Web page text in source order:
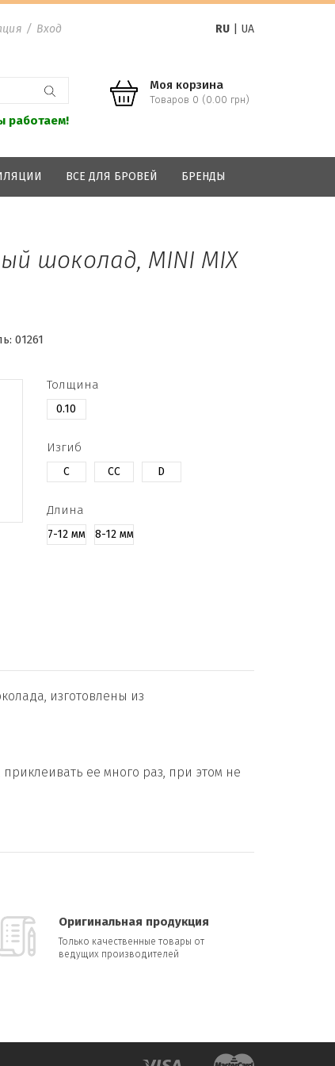
/ Вход RU| UA
работаем!
Моя корзина
Товаров 0 (0.00 грн)
ВСЕ ДЛЯ БРОВЕЙ БРЕНДЫ
шоколад, MINI MIX
01261
Толщина
0.10
Изгиб
C CC D
Длина
7-12 мм 8-12 мм
изготовлены из
ее много раз, при этом не
Оригинальная продукция
Только качественные товары от
ведущих производителей